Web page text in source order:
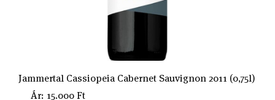
Jammertal Cassiopeia Cabernet Sauvignon 2011 (0,75l)
Ár: 15.000 Ft